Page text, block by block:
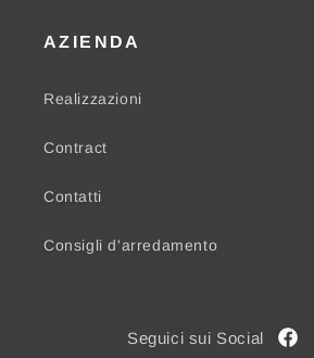
AZIENDA
Realizzazioni
Contract
Contatti
Consigli d'arredamento